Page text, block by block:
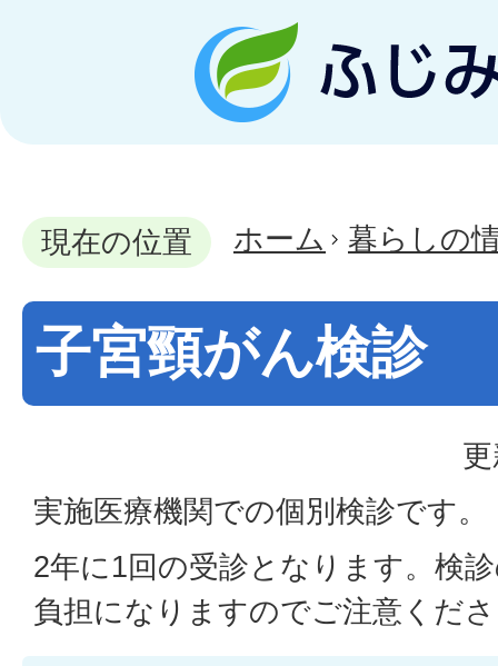
現在の位置 ホーム 暮らしの
子宮頸がん検診
実施医療機関での個別検診です。
2年に1回の受診となります。検
負担になりますのでご注意くだ